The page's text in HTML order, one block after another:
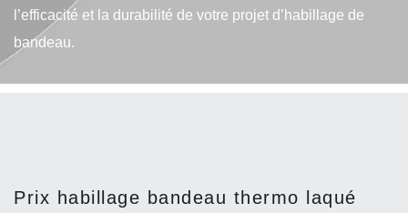
l’efficacité et la durabilité de votre projet d’habillage de
bandeau.
Prix habillage bandeau thermo laqué